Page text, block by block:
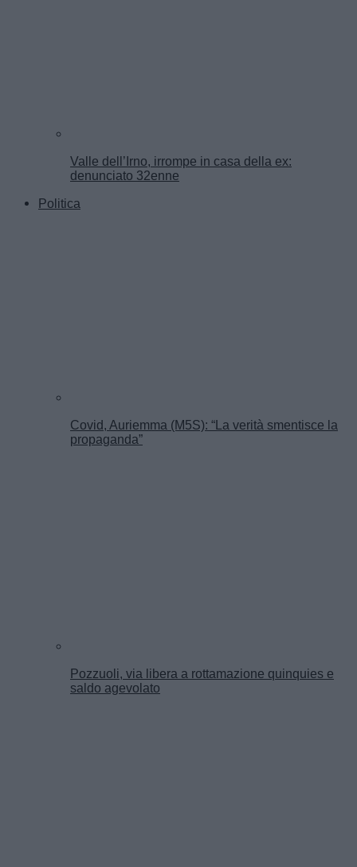
Valle dell’Irno, irrompe in casa della ex:
denunciato 32enne
Politica
Covid, Auriemma (M5S): “La verità smentisce la
propaganda”
Pozzuoli, via libera a rottamazione quinquies e
saldo agevolato